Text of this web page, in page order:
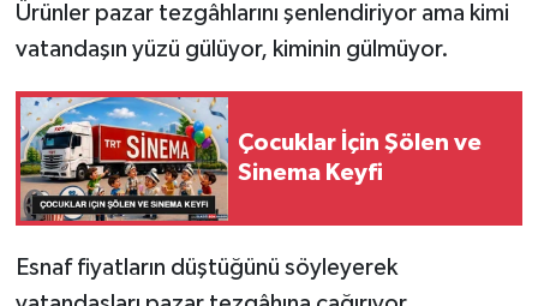
Ürünler pazar tezgâhlarını şenlendiriyor ama kimi
vatandaşın yüzü gülüyor, kiminin gülmüyor.
Çocuklar İçin Şölen ve
Sinema Keyfi
Esnaf fiyatların düştüğünü söyleyerek